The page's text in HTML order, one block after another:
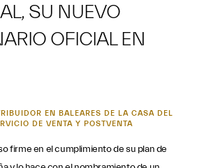
SU NUEVO
OFICIAL EN
EN BALEARES DE LA CASA DEL
DE VENTA Y POSTVENTA
firme en el cumplimiento de su plan de